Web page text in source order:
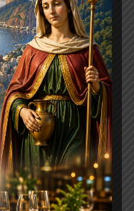
foco no conforto, a
conhecidos, seja
que sirvam tanto
para ter um
Em
social,
mais isoladas,
procurar por
faxineiras.